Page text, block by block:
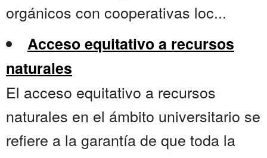
orgánicos con cooperativas loc...
Acceso equitativo a recursos
naturales
El acceso equitativo a recursos
naturales en el ámbito universitario se
refiere a la garantía de que toda la